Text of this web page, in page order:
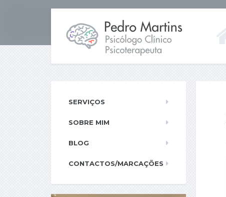
SERVIÇOS
SOBRE MIM
BLOG
CONTACTOS/MARCAÇÕES